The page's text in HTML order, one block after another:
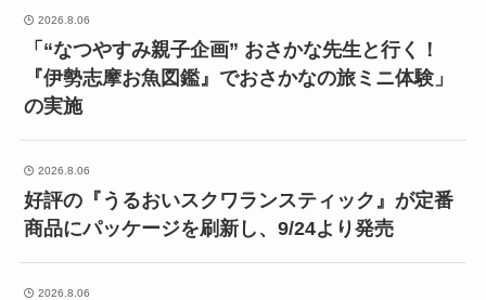
2026.8.06
「“なつやすみ親子企画” おさかな先生と行く！
『伊勢志摩お魚図鑑』でおさかなの旅ミニ体験」
の実施
2026.8.06
好評の『うるおいスクワランスティック』が定番
商品にパッケージを刷新し、9/24より発売
2026.8.06